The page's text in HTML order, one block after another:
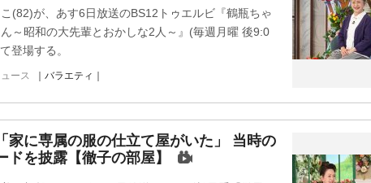
(82)が、あす6日放送のBS12トゥエルビ『鶴瓶ちゃ
～昭和の大先輩とおかしな2人～』(毎週月曜 後9:0
登場する。
ース ｜バラエティ｜
家に専属の服の仕立て屋がいた」 当時の
ドを披露【徹子の部屋】